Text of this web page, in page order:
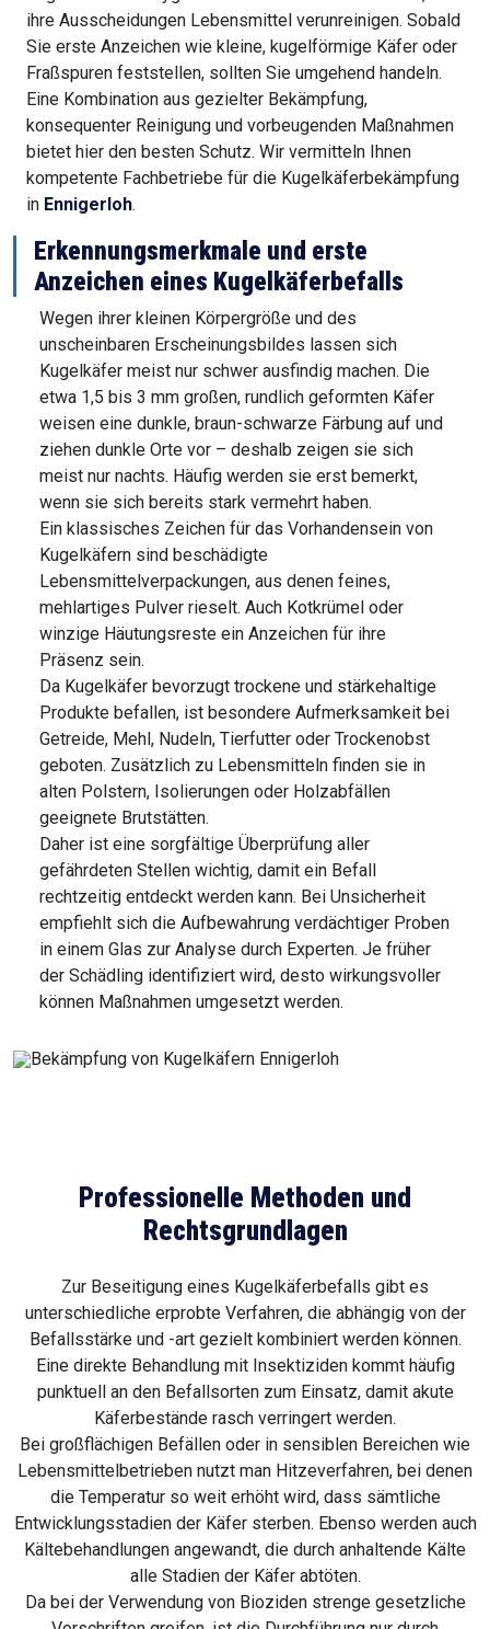
ihre Ausscheidungen Lebensmittel verunreinigen. Sobald
Sie erste Anzeichen wie kleine, kugelförmige Käfer oder
Fraßspuren feststellen, sollten Sie umgehend handeln.
Eine Kombination aus gezielter Bekämpfung,
konsequenter Reinigung und vorbeugenden Maßnahmen
bietet hier den besten Schutz. Wir vermitteln Ihnen
kompetente Fachbetriebe für die Kugelkäferbekämpfung
in Ennigerloh.
Erkennungsmerkmale und erste
Anzeichen eines Kugelkäferbefalls
Wegen ihrer kleinen Körpergröße und des
unscheinbaren Erscheinungsbildes lassen sich
Kugelkäfer meist nur schwer ausfindig machen. Die
etwa 1,5 bis 3 mm großen, rundlich geformten Käfer
weisen eine dunkle, braun-schwarze Färbung auf und
ziehen dunkle Orte vor – deshalb zeigen sie sich
meist nur nachts. Häufig werden sie erst bemerkt,
wenn sie sich bereits stark vermehrt haben.
Ein klassisches Zeichen für das Vorhandensein von
Kugelkäfern sind beschädigte
Lebensmittelverpackungen, aus denen feines,
mehlartiges Pulver rieselt. Auch Kotkrümel oder
winzige Häutungsreste ein Anzeichen für ihre
Präsenz sein.
Da Kugelkäfer bevorzugt trockene und stärkehaltige
Produkte befallen, ist besondere Aufmerksamkeit bei
Getreide, Mehl, Nudeln, Tierfutter oder Trockenobst
geboten. Zusätzlich zu Lebensmitteln finden sie in
alten Polstern, Isolierungen oder Holzabfällen
geeignete Brutstätten.
Daher ist eine sorgfältige Überprüfung aller
gefährdeten Stellen wichtig, damit ein Befall
rechtzeitig entdeckt werden kann. Bei Unsicherheit
empfiehlt sich die Aufbewahrung verdächtiger Proben
in einem Glas zur Analyse durch Experten. Je früher
der Schädling identifiziert wird, desto wirkungsvoller
können Maßnahmen umgesetzt werden.
Professionelle Methoden und
Rechtsgrundlagen
Zur Beseitigung eines Kugelkäferbefalls gibt es
unterschiedliche erprobte Verfahren, die abhängig von der
Befallsstärke und -art gezielt kombiniert werden können.
Eine direkte Behandlung mit Insektiziden kommt häufig
punktuell an den Befallsorten zum Einsatz, damit akute
Käferbestände rasch verringert werden.
Bei großflächigen Befällen oder in sensiblen Bereichen wie
Lebensmittelbetrieben nutzt man Hitzeverfahren, bei denen
die Temperatur so weit erhöht wird, dass sämtliche
Entwicklungsstadien der Käfer sterben. Ebenso werden auch
Kältebehandlungen angewandt, die durch anhaltende Kälte
alle Stadien der Käfer abtöten.
Da bei der Verwendung von Bioziden strenge gesetzliche